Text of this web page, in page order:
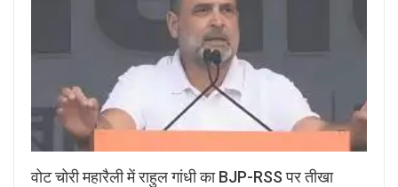
वोट चोरी महारैली में राहुल गांधी का BJP-RSS पर तीखा